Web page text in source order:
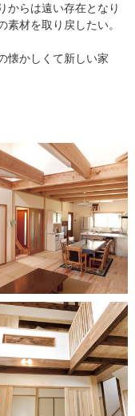
からは遠い存在となり
素材を取り戻したい。
懐かしくて新しい家